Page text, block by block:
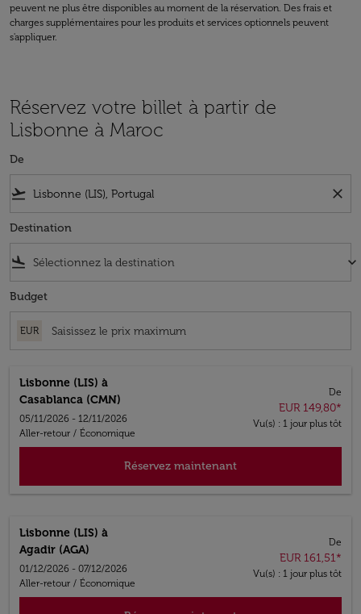
peuvent ne plus être disponibles au moment de la réservation. Des frais et
charges supplémentaires pour les produits et services optionnels peuvent
s'appliquer.
Réservez votre billet à partir de
Lisbonne à Maroc
De
flight_takeoff close
Destination
flight_land keyboard_arrow_down
Budget
EUR
Lisbonne (LIS) à
Casablanca (CMN)
05/11/2026 - 12/11/2026
Aller-retour / Économique
De
EUR 149,80*
Vu(s) : 1 jour plus tôt
Réservez maintenant
Lisbonne (LIS) à
Agadir (AGA)
01/12/2026 - 07/12/2026
Aller-retour / Économique
De
EUR 161,51*
Vu(s) : 1 jour plus tôt